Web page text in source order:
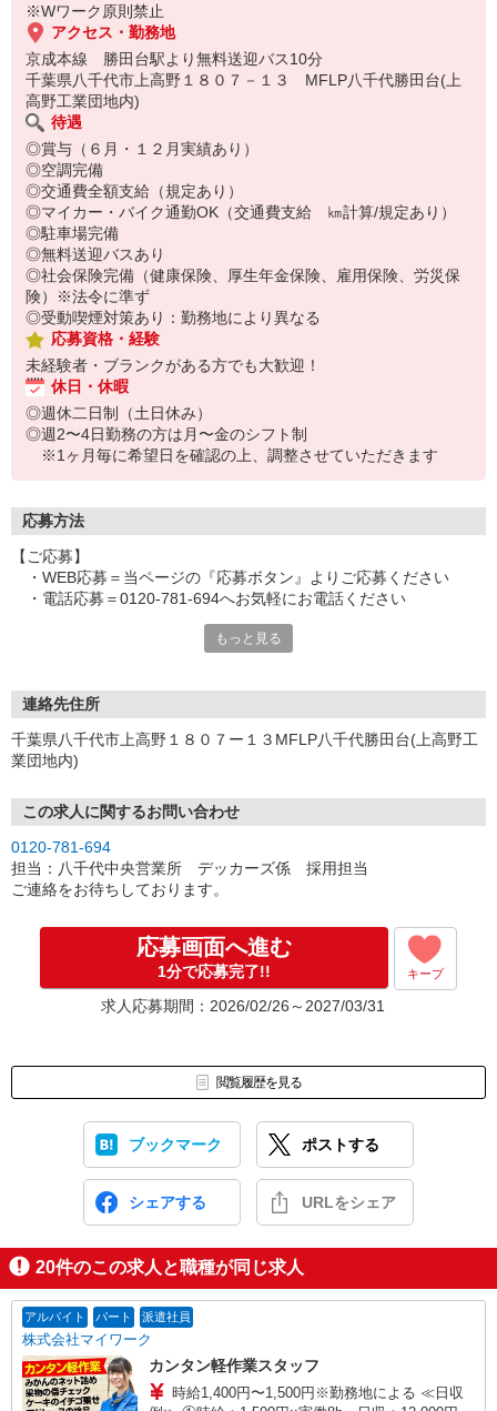
※Wワーク原則禁止
アクセス・勤務地
京成本線 勝田台駅より無料送迎バス10分
千葉県八千代市上高野１８０７－１３ MFLP八千代勝田台(上
高野工業団地内)
待遇
◎賞与（６月・１２月実績あり）
◎空調完備
◎交通費全額支給（規定あり）
◎マイカー・バイク通勤OK（交通費支給 ㎞計算/規定あり）
◎駐車場完備
◎無料送迎バスあり
◎社会保険完備（健康保険、厚生年金保険、雇用保険、労災保
険）※法令に準ず
◎受動喫煙対策あり：勤務地により異なる
応募資格・経験
未経験者・ブランクがある方でも大歓迎！
休日・休暇
◎週休二日制（土日休み）
◎週2〜4日勤務の方は月〜金のシフト制
※1ヶ月毎に希望日を確認の上、調整させていただきます
応募方法
【ご応募】
・WEB応募＝当ページの『応募ボタン』よりご応募ください
・電話応募＝0120-781-694へお気軽にお電話ください
【履歴書提出方法と面接について】
尚、弊社規定に基づき、採否に関わらず返却致しませんので、
・面接は現地営業所にて実施致します
＜住所＞千葉県八千代市上高野１８０７ー１３MFLP八千代勝田
【選考手順】
応募＞履歴書提出＞面接＞合否通知
※合否通知は面接日より約１週間以内
※応募者多数の場合、書類選考をご案内することがあります
その他、お問合せやご相談もお気軽にお電話ください！
電話番号：0120-781-694
受付時間：9:00〜17:30/月〜金（※土日祝日除く）
もっと見る
連絡先住所
千葉県八千代市上高野１８０７ー１３MFLP八千代勝田台(上高野工
業団地内)
この求人に関するお問い合わせ
0120-781-694
担当：八千代中央営業所 デッカーズ係 採用担当
ご連絡をお待ちしております。
応募画面へ進む
1分で応募完了!! キープ
求人応募期間：2026/02/26～2027/03/31
閲覧履歴を見る
ブックマーク ポストする
シェアする URLをシェア
20件のこの求人と職種が同じ求人
アルバイト パート 派遣社員
株式会社マイワーク
カンタン軽作業スタッフ
時給1,400円〜1,500円※勤務地による ≪日収